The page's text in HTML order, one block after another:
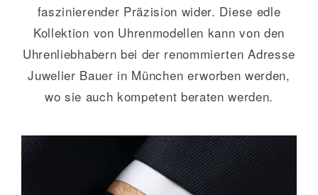
faszinierender Präzision wider. Diese edle
Kollektion von Uhrenmodellen kann von den
Uhrenliebhabern bei der renommierten Adresse
Juwelier Bauer in München erworben werden,
wo sie auch kompetent beraten werden.